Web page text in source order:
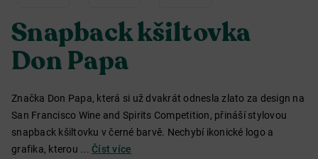
Snapback kšiltovka
Don Papa
Značka Don Papa, která si už dvakrát odnesla zlato za design na
San Francisco Wine and Spirits Competition, přináší stylovou
snapback kšiltovku v černé barvě. Nechybí ikonické logo a
grafika, kterou ... Číst více